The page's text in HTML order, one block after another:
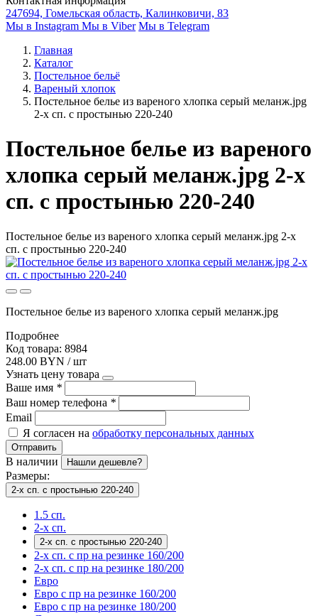
247694, Гомельская область, Калинковичи, 83
Мы в Instagram Мы в Viber Мы в Telegram
Главная
Каталог
Постельное бельё
Вареный хлопок
Постельное белье из вареного хлопка серый меланж.jpg
2-х сп. с простынью 220-240
Постельное белье из вареного
хлопка серый меланж.jpg 2-х
сп. с простынью 220-240
Постельное белье из вареного хлопка серый меланж.jpg 2-х
сп. с простынью 220-240
Постельное белье из вареного хлопка серый меланж.jpg
Подробнее
Код товара: 8984
248.00 BYN / шт
Узнать цену товара
Ваше имя *
Ваш номер телефона *
Email
Я согласен на обработку персональных данных
Отправить
В наличии Нашли дешевле?
Размеры:
2-х сп. с простынью 220-240
1.5 сп.
2-х сп.
2-х сп. с простынью 220-240
2-х сп. с пр на резинке 160/200
2-х сп. с пр на резинке 180/200
Евро
Евро с пр на резинке 160/200
Евро с пр на резинке 180/200